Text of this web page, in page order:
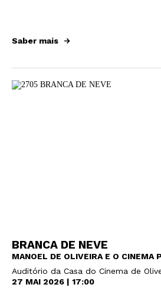
Saber mais
BRANCA DE NEVE
MANOEL DE OLIVEIRA E O CINEMA
Auditório da Casa do Cinema de
27 MAI 2026 | 17:00